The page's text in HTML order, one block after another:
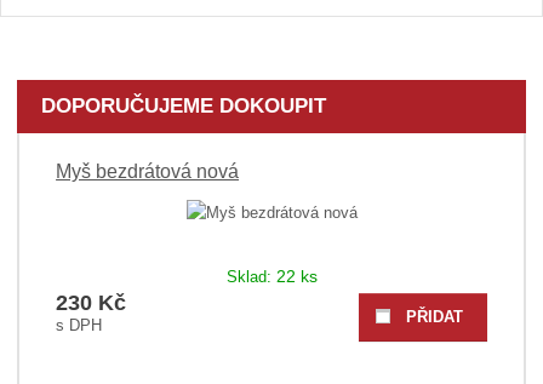
DOPORUČUJEME DOKOUPIT
Myš bezdrátová nová
Sklad: 22 ks
230 Kč
PŘIDAT